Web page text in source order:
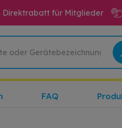
Direktrabatt für Mitglieder
FAQ